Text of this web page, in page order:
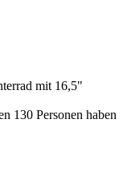
mit 16,5"
130 Personen haben